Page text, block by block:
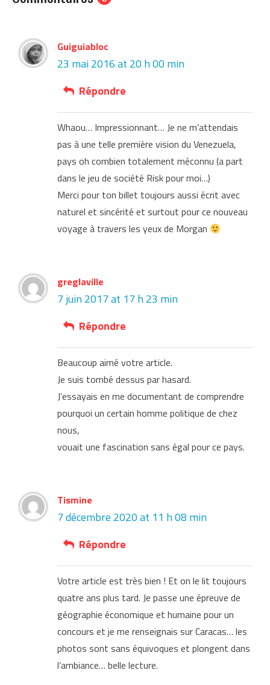
Guiguiabloc
23 mai 2016 at 20 h 00 min
Répondre
Whaou… Impressionnant… Je ne m’attendais
pas à une telle première vision du Venezuela,
pays oh combien totalement méconnu (a part
dans le jeu de société Risk pour moi…)
Merci pour ton billet toujours aussi écrit avec
naturel et sincérité et surtout pour ce nouveau
voyage à travers les yeux de Morgan
greglaville
7 juin 2017 at 17 h 23 min
Répondre
Beaucoup aimé votre article.
Je suis tombé dessus par hasard.
J’essayais en me documentant de comprendre
pourquoi un certain homme politique de chez
nous,
vouait une fascination sans égal pour ce pays.
Tismine
7 décembre 2020 at 11 h 08 min
Répondre
Votre article est très bien ! Et on le lit toujours
quatre ans plus tard. Je passe une épreuve de
géographie économique et humaine pour un
concours et je me renseignais sur Caracas… les
photos sont sans équivoques et plongent dans
l’ambiance… belle lecture.